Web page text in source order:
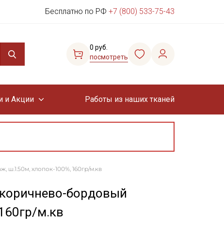
Бесплатно по РФ +7 (800) 533-75-43
0 руб.
посмотреть
и Акции Работы из наших тканей
хлопок-100%, 160гр/м.кв
бордовый
м.кв